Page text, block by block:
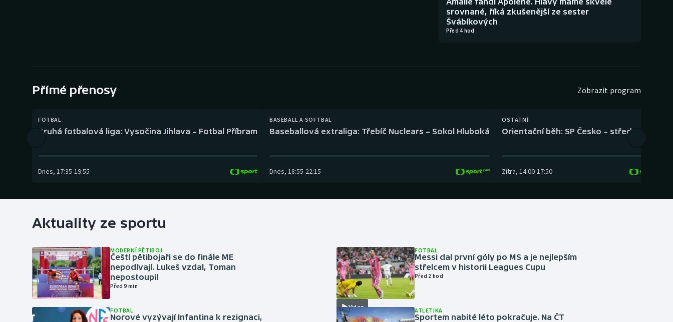
Plážový volejbal
srovnané, říká zkušenější ze sester
Švábíkových
Před 4 hod
Přímé přenosy Zobrazit program
FOTBAL
Druhá fotbalová liga: Vysočina Jihlava – Fotbal Příbram
Dnes, 17:35-19:55
BASEBALL A SOFTBAL
Baseballová extraliga: Třebíč Nuclears – Sokol Hluboká
Dnes, 18:55-22:15
OSTATNÍ
Orientační běh: SP Česko – střední trať
Zítra, 14:00-17:50
Aktuality ze sportu
MODERNÍ PĚTIBOJ
Čeští pětibojaři se do finále ME
nepodívají. Lukeš vzdal, Toman
nepostoupil
Před 9 min
FOTBAL
Norové vyzývají Infantina k rezignaci,
Video
FOTBAL
Messi dal první góly po MS a je nejlepším
střelcem v historii Leagues Cupu
Před 2 hod
ATLETIKA
Sportem nabité léto pokračuje. Na ČT